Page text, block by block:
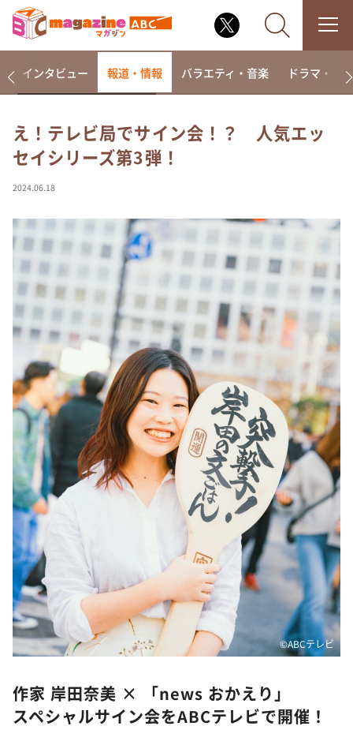
なるみ・岡村の過ぎるTV
相席食堂
～人生密着トークバラエティ！～ やすとものいたっ
て真剣です
探偵！ナイトスクープ
news おかえり
河合＆A.B.C-Z塚田×福井アナ「なんでやねん！？」
（news おかえり）
DAIGOも台所 ～きょうの献立 何にする？～
本日はダイアンなり！シーズン２
朝だ！生です旅サラダ
教えて！ニュースライブ 正義のミカタ
ＬＩＦＥ～夢のカタチ～
新婚さんいらっしゃい！
ポツンと一軒家
ザキ山小屋本館
ぺこぱのまるスポ
アナ回覧板
インタビュー 報道・情報 バラエティ・音楽 ドラマ・映画
え！テレビ局でサイン会！？ 人気エッ
セイシリーズ第3弾！
2024.06.18
©ABCテレビ
作家 岸田奈美 × 「news おかえり」
スペシャルサイン会をABCテレビで開催！